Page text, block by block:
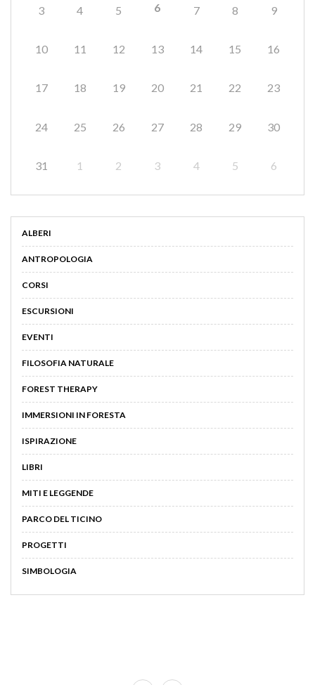
3 4 5 6 7 8 9
10 11 12 13 14 15 16
17 18 19 20 21 22 23
24 25 26 27 28 29 30
31 1 2 3 4 5 6
ALBERI
ANTROPOLOGIA
CORSI
ESCURSIONI
EVENTI
FILOSOFIA NATURALE
FOREST THERAPY
IMMERSIONI IN FORESTA
ISPIRAZIONE
LIBRI
MITI E LEGGENDE
PARCO DEL TICINO
PROGETTI
SIMBOLOGIA